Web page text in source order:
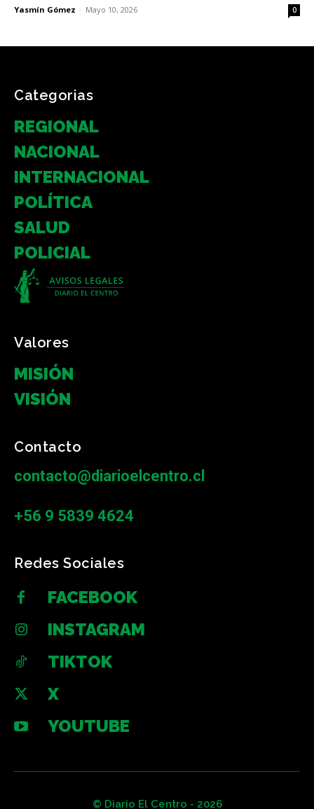
Yasmín Gómez - Mayo 10, 2026 0
Categorias
REGIONAL
NACIONAL
INTERNACIONAL
POLÍTICA
SALUD
POLICIAL
Valores
MISIÓN
VISIÓN
Contacto
contacto@diarioelcentro.cl
+56 9 5839 4624
Redes Sociales
FACEBOOK
INSTAGRAM
TIKTOK
X
YOUTUBE
© Diario El Centro - 2026